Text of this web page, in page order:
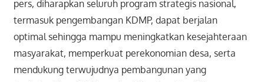
pers, diharapkan seluruh program strategis nasional,
termasuk pengembangan KDMP, dapat berjalan
optimal sehingga mampu meningkatkan kesejahteraan
masyarakat, memperkuat perekonomian desa, serta
mendukung terwujudnya pembangunan yang